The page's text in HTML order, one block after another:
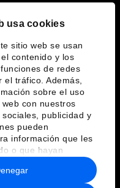
usa cookies
sitio web se usan
contenido y los
de redes
tráfico. Además,
sobre el uso
con nuestros
publicidad y
pueden
información que les
o que hayan
uso que haya
de uso